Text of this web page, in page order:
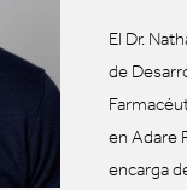
El Dr.
de
en Adare
encarga